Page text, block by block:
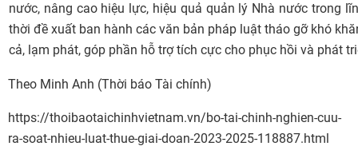
nước, nâng cao hiệu lực, hiệu quả quản lý Nhà nước trong
thời đề xuất ban hành các văn bản pháp luật tháo gỡ khó
cả, lạm phát, góp phần hỗ trợ tích cực cho phục hồi và phát
Theo Minh Anh (Thời báo Tài chính)
https://thoibaotaichinhvietnam.vn/bo-tai-chinh-nghien-cuu-
ra-soat-nhieu-luat-thue-giai-doan-2023-2025-118887.html